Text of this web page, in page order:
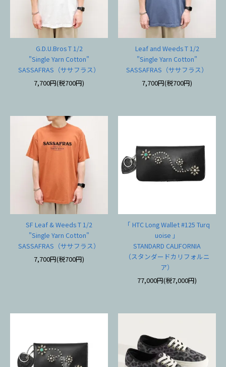
G.D.U.Bros T 1/2
"Single Yarn Cotton"
SASSAFRAS（ササフラス）
7,700円(税700円)
Leaf and Weeds T 1/2
"Single Yarn Cotton"
SASSAFRAS（ササフラス）
7,700円(税700円)
SF Leaf & Weeds T 1/2
"Single Yarn Cotton"
SASSAFRAS（ササフラス）
7,700円(税700円)
「 HTC Long Wallet #125 Turq
uoise 」
STANDARD CALIFORNIA
（スタンダードカリフォルニ
ア）
77,000円(税7,000円)